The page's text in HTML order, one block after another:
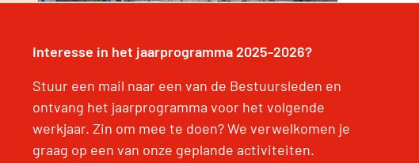
Interesse in het jaarprogramma 2025-2026?
Stuur een mail naar een van de Bestuursleden en
ontvang het jaarprogramma voor het volgende
werkjaar. Zin om mee te doen? We verwelkomen je
graag op een van onze geplande activiteiten.